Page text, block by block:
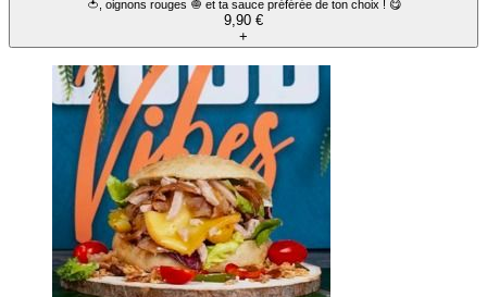
choix ! 😋 + accompagnement + boisson
13,90 €
+